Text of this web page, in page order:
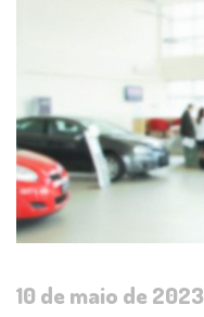
10 de maio de 2023